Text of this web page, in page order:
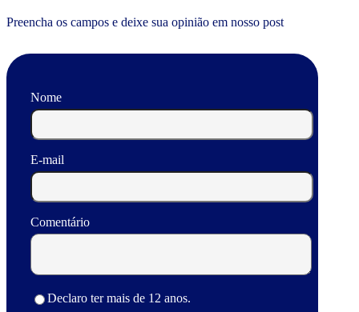
Preencha os campos e deixe sua opinião em nosso post
Nome
E-mail
Comentário
Declaro ter mais de 12 anos.